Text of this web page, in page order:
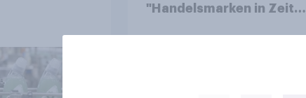
"Handelsmarken in Zeiten